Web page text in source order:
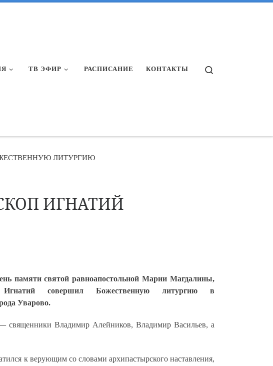
ТВ ЭФИР РАСПИСАНИЕ КОНТАКТЫ
ЛИТУРГИЮ
ИГНАТИЙ
памяти святой равноапостольной Марии Магдалины,
совершил Божественную литургию в
Уварово.
священники Владимир Алейников, Владимир Васильев, а
к верующим со словами архипастырского наставления,